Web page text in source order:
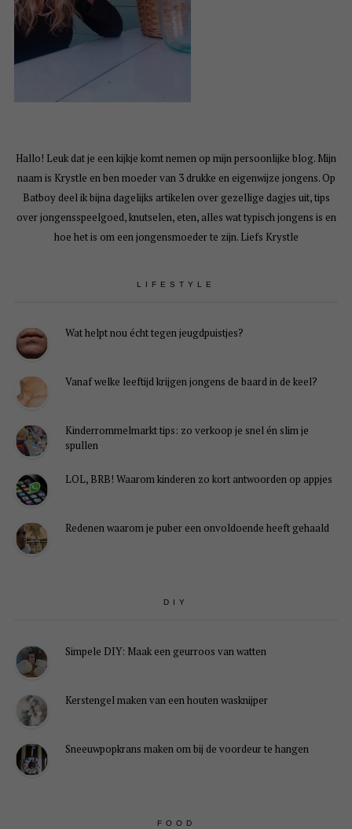
Hallo! Leuk dat je een kijkje komt nemen op mijn persoonlijke blog. Mijn
naam is Krystle en ben moeder van 3 drukke en eigenwijze jongens. Op
Batboy deel ik bijna dagelijks artikelen over gezellige dagjes uit, tips
over jongensspeelgoed, knutselen, eten, alles wat typisch jongens is en
hoe het is om een jongensmoeder te zijn. Liefs Krystle
LIFESTYLE
Wat helpt nou écht tegen jeugdpuistjes?
Vanaf welke leeftijd krijgen jongens de baard in de keel?
Kinderrommelmarkt tips: zo verkoop je snel én slim je
spullen
LOL, BRB! Waarom kinderen zo kort antwoorden op appjes
Redenen waarom je puber een onvoldoende heeft gehaald
DIY
Simpele DIY: Maak een geurroos van watten
Kerstengel maken van een houten wasknijper
Sneeuwpopkrans maken om bij de voordeur te hangen
FOOD